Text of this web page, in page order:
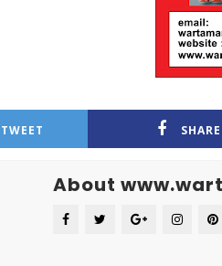
TWEET SHARE
About